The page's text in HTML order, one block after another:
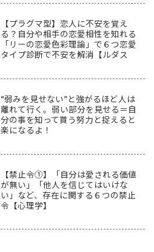
【プラグマ型】恋人に不安を覚え
る？自分や相手の恋愛相性を知れる
「リーの恋愛色彩理論」で６つ恋愛
タイプ診断で不安を解消【ルダス
“弱みを見せない”と強がるほど人は
離れて行く。弱い部分を見せる＝自
分の事を知って貰う努力と捉えると
楽になるよ！
【禁止令①】「自分は愛される価値
が無い」「他人を信じてはいけな
い」など、存在に関する６つの禁止
令【心理学】